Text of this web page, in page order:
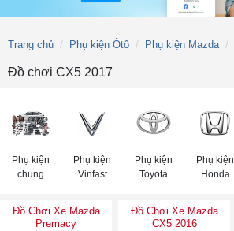
Trang chủ Phụ kiện Ôtô Phụ kiện Mazda
Đồ chơi CX5 2017
Phụ kiện
chung
Phụ kiện
Vinfast
Phụ kiện
Toyota
Phụ kiện
Honda
Đồ Chơi Xe Mazda
Premacy
Đồ Chơi Xe Mazda
CX5 2016